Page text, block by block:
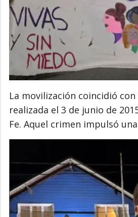
La movilización coincidió
realizada el 3 de junio de
Fe. Aquel crimen impulsó